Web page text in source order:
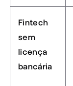
Fintech
sem
licença
bancária